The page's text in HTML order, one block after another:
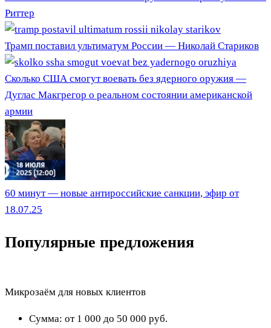
Риттер
Трамп поставил ультиматум России — Николай Стариков
Сколько США смогут воевать без ядерного оружия —
Дуглас Макгрегор о реальном состоянии американской
армии
60 минут — новые антироссийские санкции, эфир от
18.07.25
Популярные предложения
Микрозаём для новых клиентов
Сумма: от 1 000 до 50 000 руб.